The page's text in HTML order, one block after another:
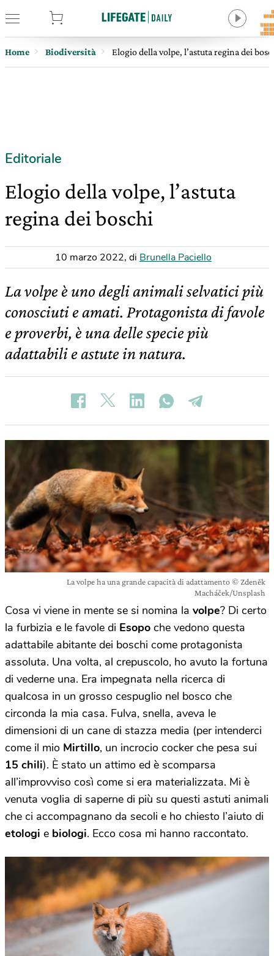
Home Biodiversità Elogio della volpe, l’astuta regina dei
Editoriale
Elogio della volpe, l’astuta
regina dei boschi
10 marzo 2022, di Brunella Paciello
La volpe è uno degli animali selvatici più
conosciuti e amati. Protagonista di favole
e proverbi, è una delle specie più
adattabili e astute in natura.
La volpe ha una grande capacità di adattamento © Zdeněk
Macháček/Unsplash
Cosa vi viene in mente se si nomina la volpe? Di certo
la furbizia e le favole di Esopo che vedono questa
adattabile abitante dei boschi come protagonista
assoluta. Una volta, al crepuscolo, ho avuto la fortuna
di vederne una. Era impegnata nella ricerca di
qualcosa in un grosso cespuglio nel bosco che
circonda la mia casa. Fulva, snella, aveva le
dimensioni di un cane di stazza media (per intenderci
come il mio Mirtillo, un incrocio cocker che pesa sui
15 chili). È stato un attimo ed è scomparsa
all’improvviso così come si era materializzata. Mi è
venuta voglia di saperne di più su questi astuti animali
che ci accompagnano da secoli e ho chiesto l’aiuto di
etologi e biologi. Ecco cosa mi hanno raccontato.